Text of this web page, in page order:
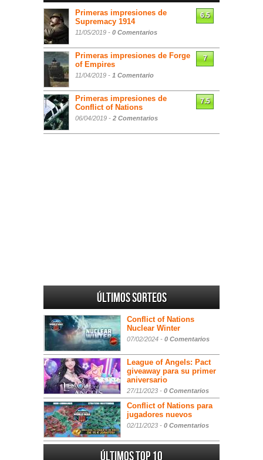
Primeras impresiones de
Supremacy 1914
11/05/2019 - 0 Comentarios
6.5
Primeras impresiones de Forge
of Empires
11/04/2019 - 1 Comentario
7
Primeras impresiones de
Conflict of Nations
06/04/2019 - 2 Comentarios
7.5
Últimos sorteos
Conflict of Nations
Nuclear Winter
07/02/2024 - 0 Comentarios
League of Angels: Pact
giveaway para su primer
aniversario
27/11/2023 - 0 Comentarios
Conflict of Nations para
jugadores nuevos
02/11/2023 - 0 Comentarios
Últimos Top 10